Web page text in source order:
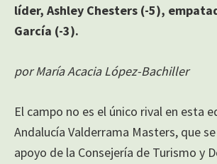
líder, Ashley Chesters (-5),
García (-3).
por María Acacia López-Bachiller
El campo no es el único rival en esta
Andalucía Valderrama Masters, que
apoyo de la Consejería de Turismo y